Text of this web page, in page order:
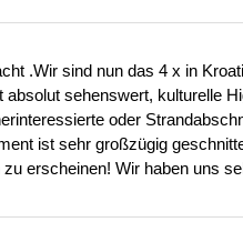
.Wir sind nun das 4 x in
sehenswert, kulturelle
oder
ist sehr großzügig
erscheinen! Wir haben uns